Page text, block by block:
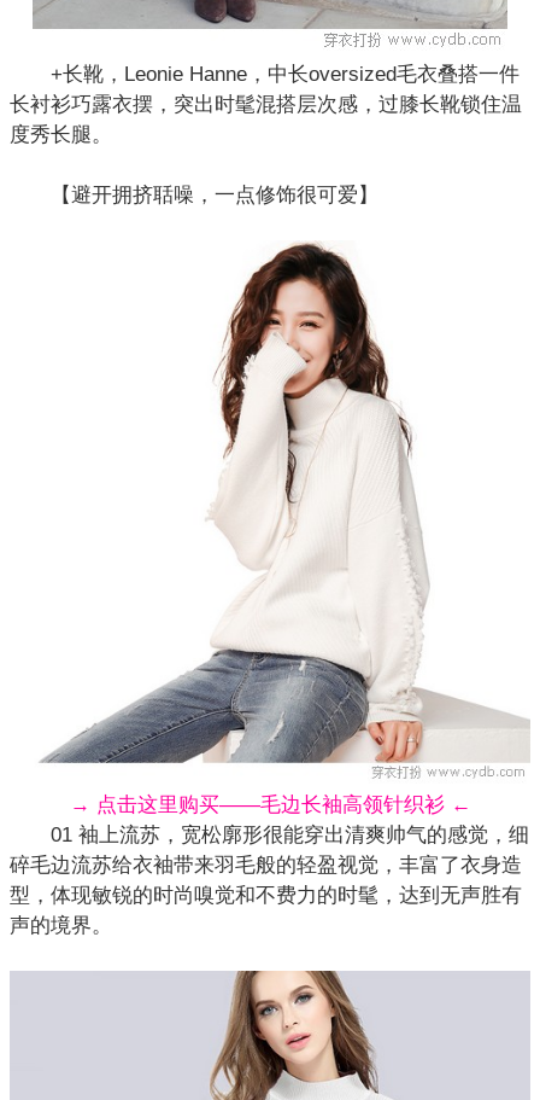
+长靴，Leonie Hanne，中长oversized毛衣叠搭一件
长衬衫巧露衣摆，突出时髦混搭层次感，过膝长靴锁住温
度秀长腿。
【避开拥挤聒噪，一点修饰很可爱】
→ 点击这里购买——毛边长袖高领针织衫 ←
01 袖上流苏，宽松廓形很能穿出清爽帅气的感觉，细
碎毛边流苏给衣袖带来羽毛般的轻盈视觉，丰富了衣身造
型，体现敏锐的时尚嗅觉和不费力的时髦，达到无声胜有
声的境界。